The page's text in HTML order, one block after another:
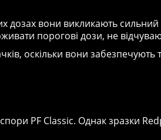
дозах вони викликають
порогові дози, не
оскільки вони
PF Classic. Однак зразки